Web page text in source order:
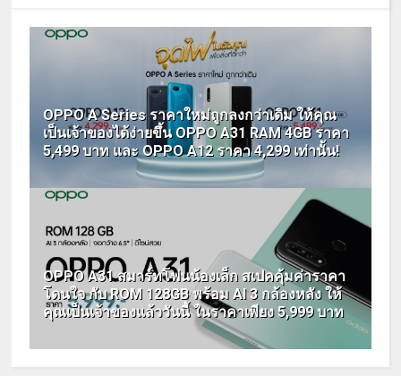
OPPO A Series ราคาใหม่ถูกลงกว่าเดิม ให้คุณ
เป็นเจ้าของได้ง่ายขึ้น OPPO A31 RAM 4GB ราคา
5,499 บาท และ OPPO A12 ราคา 4,299 เท่านั้น!
OPPO A31 สมาร์ทโฟนน้องเล็ก สเปคคุ้มค่าราคา
โดนใจ กับ ROM 128GB พร้อม AI 3 กล้องหลัง ให้
คุณเป็นเจ้าของแล้ววันนี้ ในราคาเพียง 5,999 บาท